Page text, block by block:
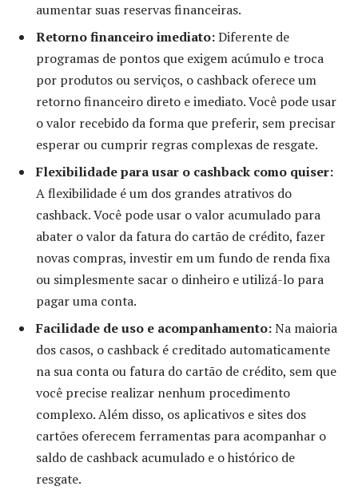
aumentar suas reservas financeiras.
Retorno financeiro imediato:Diferente de
programas de pontos que exigem acúmulo e troca
por produtos ou serviços, o cashback oferece um
retorno financeiro direto e imediato. Você pode usar
o valor recebido da forma que preferir, sem precisar
esperar ou cumprir regras complexas de resgate.
Flexibilidade para usar o cashback como quiser:
A flexibilidade é um dos grandes atrativos do
cashback. Você pode usar o valor acumulado para
abater o valor da fatura do cartão de crédito, fazer
novas compras, investir em um fundo de renda fixa
ou simplesmente sacar o dinheiro e utilizá-lo para
pagar uma conta.
Facilidade de uso e acompanhamento:Na maioria
dos casos, o cashback é creditado automaticamente
na sua conta ou fatura do cartão de crédito, sem que
você precise realizar nenhum procedimento
complexo. Além disso, os aplicativos e sites dos
cartões oferecem ferramentas para acompanhar o
saldo de cashback acumulado e o histórico de
resgate.